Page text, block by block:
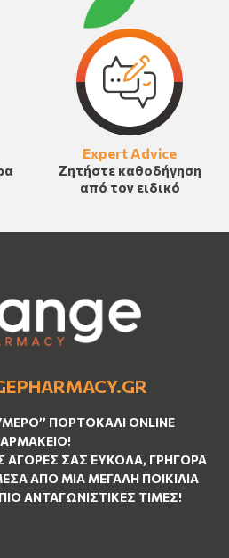
Expert Advice
Ζητήστε καθοδήγηση
από τον ειδικό
’’ ΠΟΡΤΟΚΑΛΊ ΟNLINE
ΑΓΟΡΈΣ ΣΑΣ ΕΎΚΟΛΑ, ΓΡΉΓΟΡΑ
ΑΠΌ ΜΙΑ ΜΕΓΆΛΗ ΠΟΙΚΙΛΊΑ
ΑΝΤΑΓΩΝΙΣΤΙΚΈΣ ΤΙΜΈΣ!